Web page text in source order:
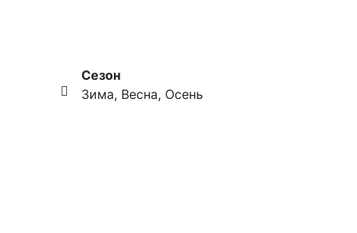
Сезон
Зима, Весна, Осень